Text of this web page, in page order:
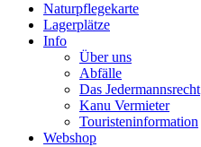
Naturpflegekarte
Lagerplätze
Info
Über uns
Abfälle
Das Jedermannsrecht
Kanu Vermieter
Touristeninformation
Webshop